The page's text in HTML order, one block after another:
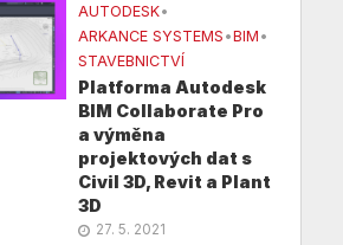
AUTODESK•
ARKANCE SYSTEMS •BIM •
STAVEBNICTVÍ
Platforma Autodesk
BIM Collaborate Pro
a výměna
projektových dat s
Civil 3D, Revit a Plant
3D
27. 5. 2021